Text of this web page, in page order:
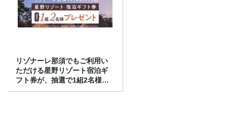
リゾナーレ那須でもご利用い
ただける星野リゾート宿泊ギ
フト券が、抽選で1組2名様に
プレゼント！